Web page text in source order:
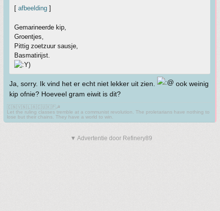
[ afbeelding ]
Gemarineerde kip,
Groentjes,
Pittig zoetzuur sausje,
Basmatirijst.
Ja, sorry. Ik vind het er echt niet lekker uit zien.
ook weinig
kip ofnie? Hoeveel gram eiwit is dit?
🇨🇳🇻🇳🇱🇦🇨🇺🇰🇵☭
Let the ruling classes tremble at a communist revolution. The proletarians have nothing to
lose but their chains. They have a world to win.
▼ Advertentie door Refinery89